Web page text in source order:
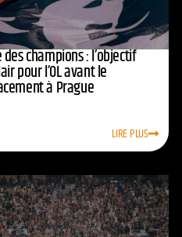
champions : l’objectif
pour l’OL avant le
à Prague
LIRE PLUS